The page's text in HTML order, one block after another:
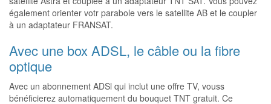
également orienter votr parabole vers le satellite AB et le coupler
à un adaptateur FRANSAT.
Avec une box ADSL, le câble ou la fibre
optique
Avec un abonnement ADSl qui inclut une offre TV, vouss
bénéficierez automatiquement du bouquet TNT gratuit. Ce